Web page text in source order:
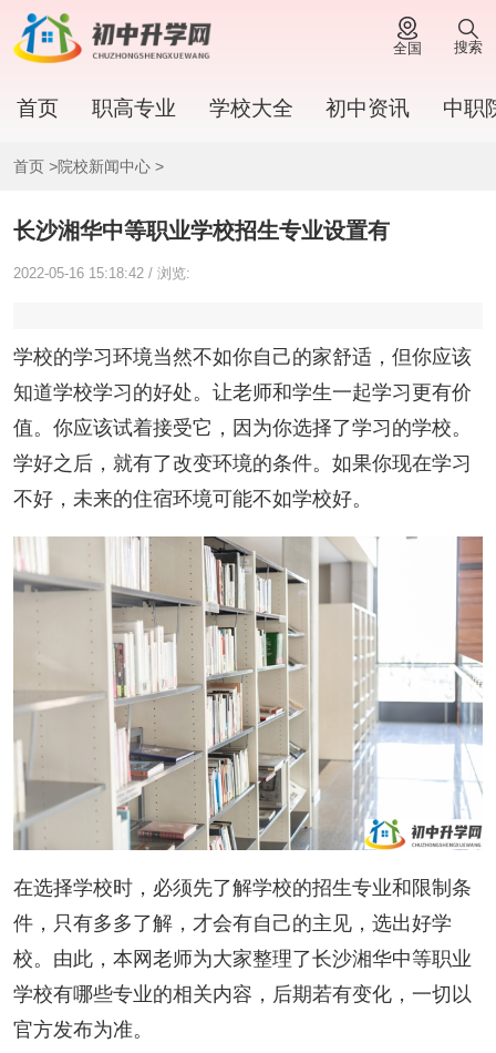
全国 搜索
首页 职高专业 学校大全 初中资讯 中职
首页 >院校新闻中心>
长沙湘华中等职业学校招生专业设置有
2022-05-16 15:18:42 / 浏览:
学校的学习环境当然不如你自己的家舒适，但你应该
知道学校学习的好处。让老师和学生一起学习更有价
值。你应该试着接受它，因为你选择了学习的学校。
学好之后，就有了改变环境的条件。如果你现在学习
不好，未来的住宿环境可能不如学校好。
在选择学校时，必须先了解学校的招生专业和限制条
件，只有多多了解，才会有自己的主见，选出好学
校。由此，本网老师为大家整理了长沙湘华中等职业
学校有哪些专业的相关内容，后期若有变化，一切以
官方发布为准。